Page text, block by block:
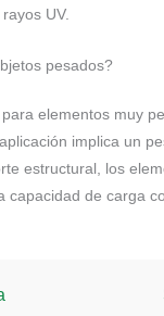
UV.
pesados?
elementos muy
implica un
estructural, los
capacidad de carga